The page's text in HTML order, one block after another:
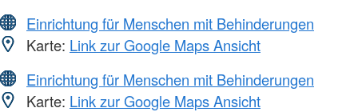
Einrichtung für Menschen mit Behinderungen
Karte: Link zur Google Maps Ansicht
Einrichtung für Menschen mit Behinderungen
Karte: Link zur Google Maps Ansicht